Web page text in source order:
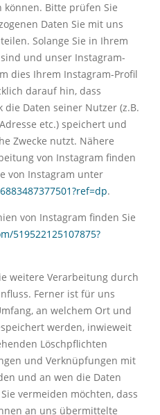
Bitte prüfen Sie
Daten Sie mit uns
Solange Sie in Ihrem
und unser Instagram-
dies Ihrem Instagram-Profil
darauf hin, dass
die Daten seiner Nutzer (z.B.
etc.) speichert und
Zwecke nutzt. Nähere
von Instagram finden
von Instagram unter
.
von Instagram finden Sie
519522125107875?
weitere Verarbeitung durch
Ferner ist für uns
an welchem Ort und
werden, inwieweit
Löschpflichten
und Verknüpfungen mit
und an wen die Daten
vermeiden möchten, dass
an uns übermittelte